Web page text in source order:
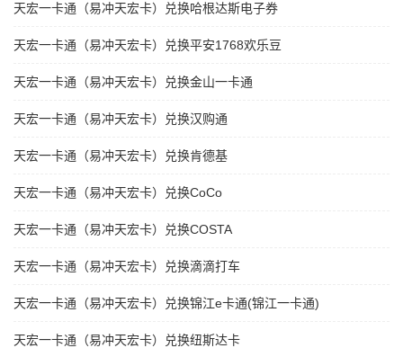
天宏一卡通（易冲天宏卡）兑换哈根达斯电子券
天宏一卡通（易冲天宏卡）兑换平安1768欢乐豆
天宏一卡通（易冲天宏卡）兑换金山一卡通
天宏一卡通（易冲天宏卡）兑换汉购通
天宏一卡通（易冲天宏卡）兑换肯德基
天宏一卡通（易冲天宏卡）兑换CoCo
天宏一卡通（易冲天宏卡）兑换COSTA
天宏一卡通（易冲天宏卡）兑换滴滴打车
天宏一卡通（易冲天宏卡）兑换锦江e卡通(锦江一卡通)
天宏一卡通（易冲天宏卡）兑换纽斯达卡